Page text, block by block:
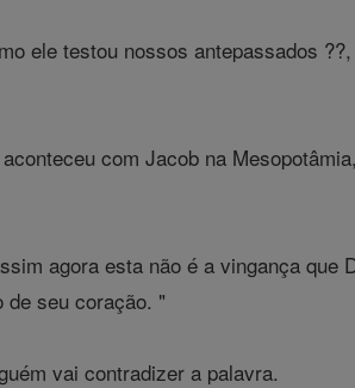
ele testou nossos antepassados
com Jacob na
agora esta não é a vingança que
de seu coração. "
vai contradizer a palavra.